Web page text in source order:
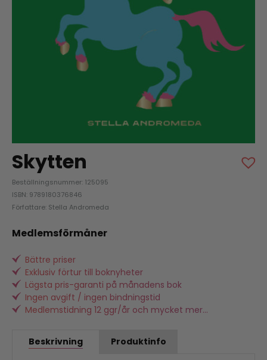
Skytten
Beställningsnummer: 125095
ISBN: 9789180376846
Författare: Stella Andromeda
Medlemsförmåner
Bättre priser
Exklusiv förtur till boknyheter
Lägsta pris-garanti på månadens bok
Ingen avgift / ingen bindningstid
Medlemstidning 12 ggr/år och mycket mer...
Beskrivning Produktinfo